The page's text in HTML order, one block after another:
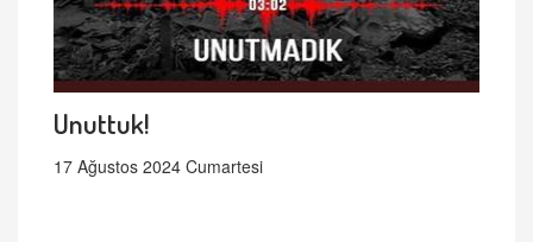
Unuttuk!
17 Ağustos 2024 Cumartesi